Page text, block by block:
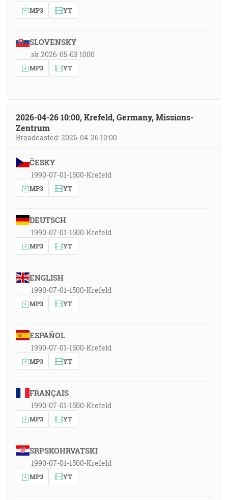
MP3 YT
SLOVENSKY
sk 2026-05-03 1000
MP3 YT
2026-04-26 10:00, Krefeld, Germany, Missions-
Zentrum
Broadcasted: 2026-04-26 10:00
ČESKY
1990-07-01-1500-Krefeld
MP3 YT
DEUTSCH
1990-07-01-1500-Krefeld
MP3 YT
ENGLISH
1990-07-01-1500-Krefeld
MP3 YT
ESPAÑOL
1990-07-01-1500-Krefeld
MP3 YT
FRANÇAIS
1990-07-01-1500-Krefeld
MP3 YT
SRPSKOHRVATSKI
1990-07-01-1500-Krefeld
MP3 YT